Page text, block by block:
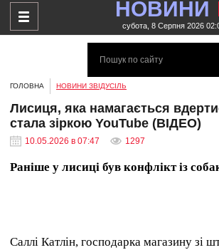
НОВИНИ
субота, 8 Серпня 2026
ГОЛОВНА НОВИНИ ЗВІДУСІЛЬ
Лисиця, яка намагається
стала зіркою YouTube (ВІДЕО)
10.05.2026 в 07:47 1297
Раніше у лисиці був конфлікт із
Саллі Катлін, господарка магазину зі